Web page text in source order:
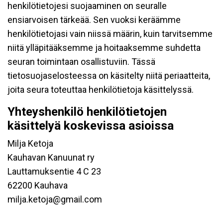
henkilötietojesi suojaaminen on seuralle
ensiarvoisen tärkeää. Sen vuoksi keräämme
henkilötietojasi vain niissä määrin, kuin tarvitsemme
niitä ylläpitääksemme ja hoitaaksemme suhdetta
seuran toimintaan osallistuviin. Tässä
tietosuojaselosteessa on käsitelty niitä periaatteita,
joita seura toteuttaa henkilötietoja käsittelyssä.
Yhteyshenkilö henkilötietojen
käsittelyä koskevissa asioissa
Milja Ketoja
Kauhavan Kanuunat ry
Lauttamuksentie 4 C 23
62200 Kauhava
milja.ketoja@gmail.com